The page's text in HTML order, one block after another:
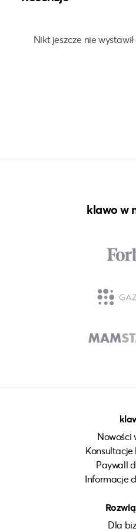
Nikt jeszcze nie
klawo w
Nowości
Konsultacje
Paywall
Informacje
Dla